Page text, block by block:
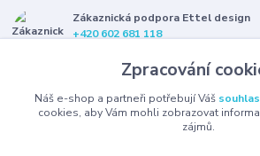
Zákaznická podpora Ettel design
+420 602 681 118
Zpracování
Náš e-shop a partneři potřebují Váš souhlas
cookies, aby Vám mohli zobrazovat
zájmů.